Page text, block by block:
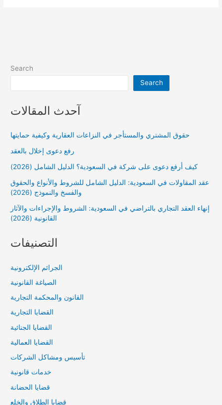
Search
Search
آحدث المقالات
حقوق المشتري والمستأجر في النزاعات العقارية وكيفية حمايتها
رفع دعوى إخلال بالعقد
كيف أرفع دعوى على شركة في السعودية؟ الدليل الشامل (2026)
عقد المقاولات في السعودية: الدليل الشامل للشروط والأنواع والحقوق
والفسخ والنموذج (2026)
إنهاء العقد التجاري بالتراضي في السعودية: الشروط والإجراءات والآثار
القانونية (2026)
التصنيفات
الجرائم الإلكترونية
الصياغة القانونية
القانون والمحكمة التجارية
القضايا التجارية
القضايا الجنائية
القضايا العمالية
تأسيس ومشاكل الشركات
خدمات قانونية
قضايا الحضانة
قضايا الطلاق والخلع